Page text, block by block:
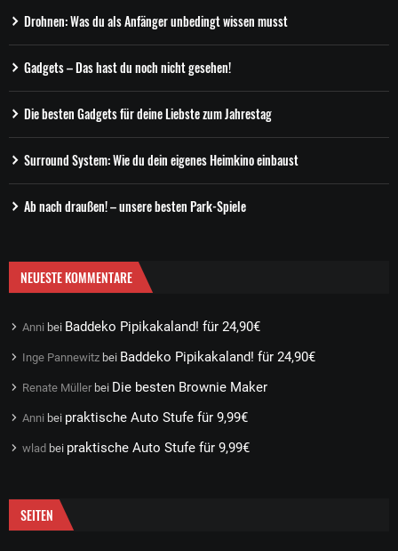
Drohnen: Was du als Anfänger unbedingt wissen musst
Gadgets – Das hast du noch nicht gesehen!
Die besten Gadgets für deine Liebste zum Jahrestag
Surround System: Wie du dein eigenes Heimkino einbaust
Ab nach draußen! – unsere besten Park-Spiele
NEUESTE KOMMENTARE
Anni bei Baddeko Pipikakaland! für 24,90€
Inge Pannewitz bei Baddeko Pipikakaland! für 24,90€
Renate Müller bei Die besten Brownie Maker
Anni bei praktische Auto Stufe für 9,99€
wlad bei praktische Auto Stufe für 9,99€
SEITEN